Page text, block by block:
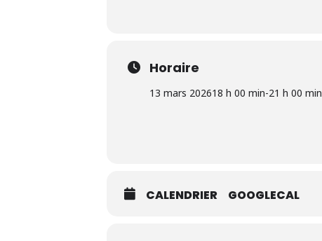
Horaire
13 mars 202618 h 00 min-21 h 00 min
CALENDRIER GOOGLECAL